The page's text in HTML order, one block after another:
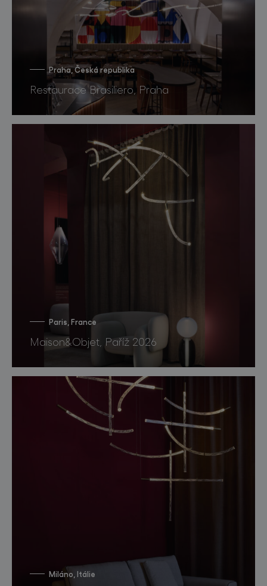
Praha, Česká republika
Restaurace Brasiliero, Praha
Paris, France
Maison&Objet, Paříž 2026
Miláno, Itálie